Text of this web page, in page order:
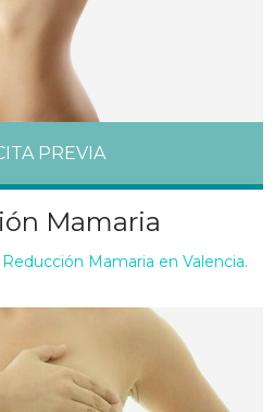
PREVIA
Mamaria
Mamaria en Valencia.